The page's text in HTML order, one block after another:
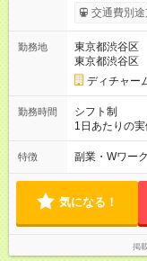
給与は本採用
交通費別途
勤務地
東京都渋谷区
東京都渋谷区
ディチャー
勤務時間
シフト制
1日あたりの
方 （シフト例） 9:00～16:40（休憩1時間含む） ご希望に合わせ
て勤務終了時
特徴 副業・Wワー
気になる！
掲